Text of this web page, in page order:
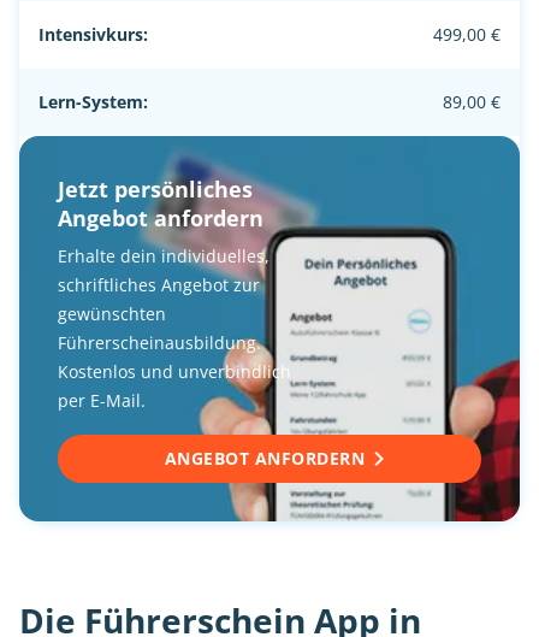
Intensivkurs: 499,00 €
Lern-System: 89,00 €
Jetzt persönliches
Angebot anfordern
Erhalte dein individuelles,
schriftliches Angebot zur
gewünschten
Führerscheinausbildung.
Kostenlos und unverbindlich
per E-Mail.
ANGEBOT ANFORDERN
Die Führerschein App in